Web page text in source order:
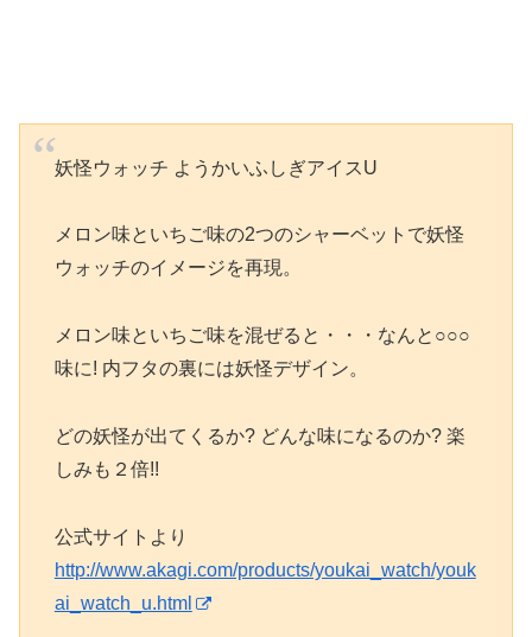
妖怪ウォッチ ようかいふしぎアイスU
メロン味といちご味の2つのシャーベットで妖怪
ウォッチのイメージを再現。
メロン味といちご味を混ぜると・・・なんと○○○
味に! 内フタの裏には妖怪デザイン。
どの妖怪が出てくるか? どんな味になるのか? 楽
しみも２倍!!
公式サイトより
http://www.akagi.com/products/youkai_watch/youk
ai_watch_u.html